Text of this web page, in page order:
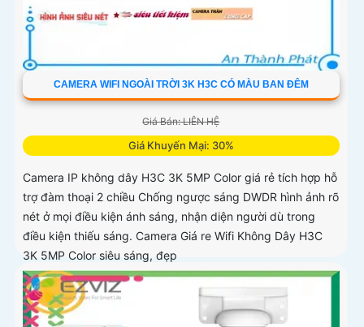
CAMERA WIFI NGOÀI TRỜI 3K H3C CÓ MÀU BAN ĐÊM
Giá Bán: LIÊN HỆ
Giá Khuyến Mại: 30%
Camera IP không dây H3C 3K 5MP Color giá rẻ tích hợp hỗ
trợ đàm thoại 2 chiều Chống ngược sáng DWDR hình ảnh rõ
nét ở mọi điều kiện ánh sáng, nhận diện người dù trong
điều kiện thiếu sáng. Camera Giá re Wifi Không Dây H3C
3K 5MP Color siêu sáng, đẹp